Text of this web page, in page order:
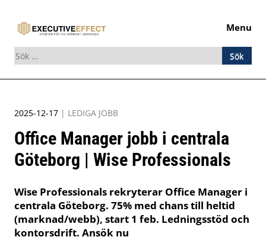
Menu
Sök
efter:
to
2025-12-17 | LEDIGA JOBB
Office Manager jobb i centrala
Göteborg | Wise Professionals
Wise Professionals rekryterar Office Manager i
centrala Göteborg. 75% med chans till heltid
(marknad/webb), start 1 feb. Ledningsstöd och
kontorsdrift. Ansök nu